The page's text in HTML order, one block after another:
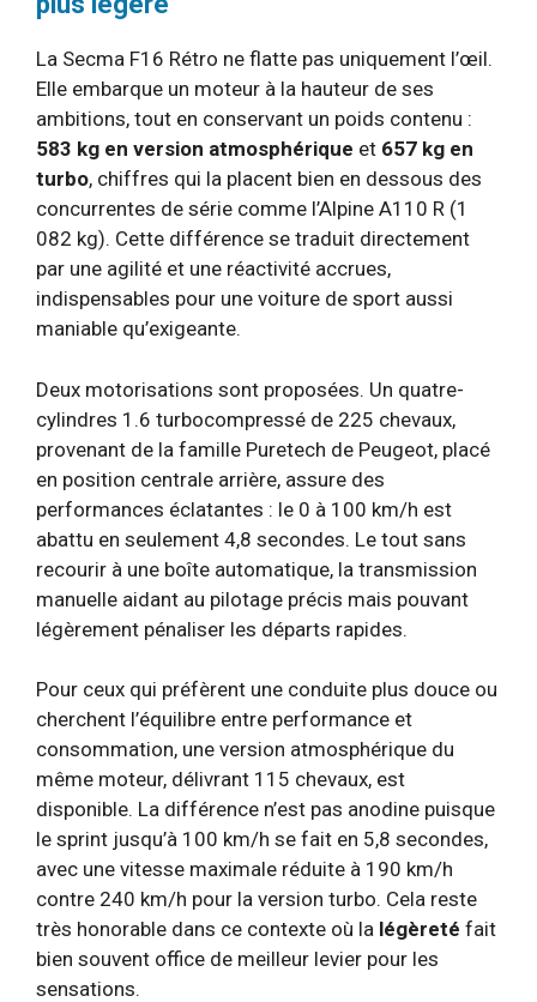
La Secma F16 Rétro ne flatte pas uniquement l’œil.
Elle embarque un moteur à la hauteur de ses
ambitions, tout en conservant un poids contenu :
583 kg en version atmosphérique et 657 kg en
turbo, chiffres qui la placent bien en dessous des
concurrentes de série comme l’Alpine A110 R (1
082 kg). Cette différence se traduit directement
par une agilité et une réactivité accrues,
indispensables pour une voiture de sport aussi
maniable qu’exigeante.
Deux motorisations sont proposées. Un quatre-
cylindres 1.6 turbocompressé de 225 chevaux,
provenant de la famille Puretech de Peugeot, placé
en position centrale arrière, assure des
performances éclatantes : le 0 à 100 km/h est
abattu en seulement 4,8 secondes. Le tout sans
recourir à une boîte automatique, la transmission
manuelle aidant au pilotage précis mais pouvant
légèrement pénaliser les départs rapides.
Pour ceux qui préfèrent une conduite plus douce ou
cherchent l’équilibre entre performance et
consommation, une version atmosphérique du
même moteur, délivrant 115 chevaux, est
disponible. La différence n’est pas anodine puisque
le sprint jusqu’à 100 km/h se fait en 5,8 secondes,
avec une vitesse maximale réduite à 190 km/h
contre 240 km/h pour la version turbo. Cela reste
très honorable dans ce contexte où la légèreté fait
bien souvent office de meilleur levier pour les
sensations.